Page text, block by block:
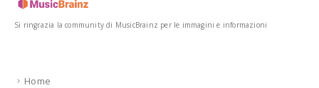
Si ringrazia la community di MusicBrainz per le immagini e informazioni
Home